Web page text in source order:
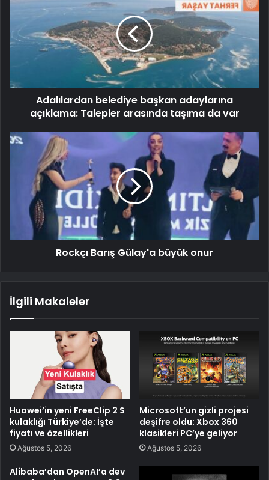
Adalılardan belediye başkan adaylarına
açıklama: Talepler arasında taşıma da var
Rockçı Barış Gülay'a büyük onur
İlgili Makaleler
Huawei’in yeni FreeClip 2 S
kulaklığı Türkiye’de: İşte
fiyatı ve özellikleri
Ağustos 5, 2026
Microsoft’un gizli projesi
deşifre oldu: Xbox 360
klasikleri PC’ye geliyor
Ağustos 5, 2026
Alibaba’dan OpenAI’a dev